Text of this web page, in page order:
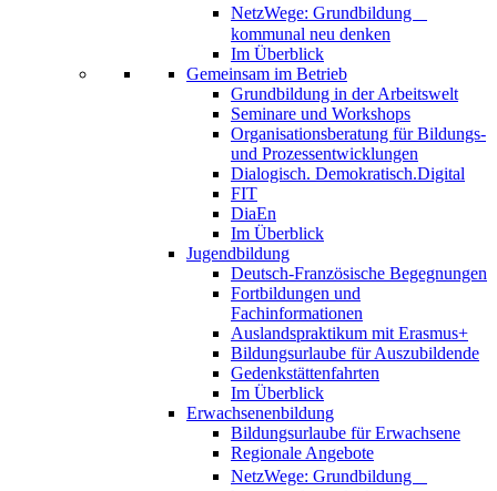
NetzWege: Grundbildung
kommunal neu denken
Im Überblick
Gemeinsam im Betrieb
Grundbildung in der Arbeitswelt
Seminare und Workshops
Organisationsberatung für Bildungs-
und Prozessentwicklungen
Dialogisch. Demokratisch.Digital
FIT
DiaEn
Im Überblick
Jugendbildung
Deutsch-Französische Begegnungen
Fortbildungen und
Fachinformationen
Auslandspraktikum mit Erasmus+
Bildungsurlaube für Auszubildende
Gedenkstättenfahrten
Im Überblick
Erwachsenenbildung
Bildungsurlaube für Erwachsene
Regionale Angebote
NetzWege: Grundbildung